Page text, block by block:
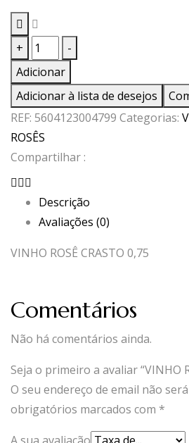
+
Quantidade
de
VINHO
ROSÊ
CRASTO
0,75
-
Adicionar
Adicionar à lista de desejos
REF: 5604123004799 Categorias:
ROSÊS
Compartilhar :
Descrição
Avaliações (0)
VINHO ROSÊ CRASTO 0,75
Comentários
Não há comentários ainda.
Seja o primeiro a avaliar “VINHO
O seu endereço de email não
obrigatórios marcados com *